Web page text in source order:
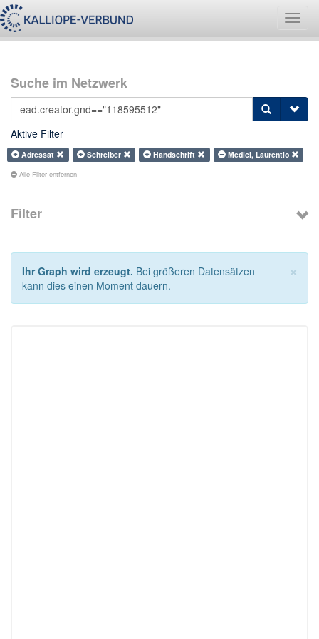
Suche im Netzwerk
Aktive Filter
Adressat Schreiber Handschrift Medici, Laurentio
Alle Filter entfernen
Filter
×
Ihr Graph wird erzeugt. Bei größeren Datensätzen
kann dies einen Moment dauern.